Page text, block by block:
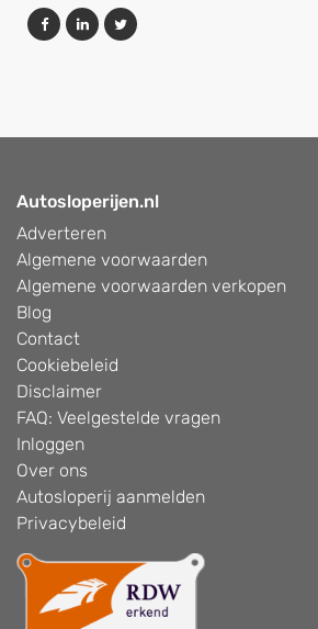
Autosloperijen.nl
Adverteren
Algemene voorwaarden
Algemene voorwaarden verkopen
Blog
Contact
Cookiebeleid
Disclaimer
FAQ: Veelgestelde vragen
Inloggen
Over ons
Autosloperij aanmelden
Privacybeleid